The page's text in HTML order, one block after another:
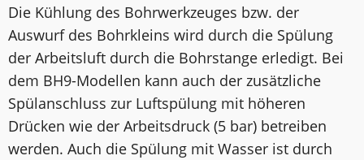
Die Kühlung des Bohrwerkzeuges bzw. der
Auswurf des Bohrkleins wird durch die Spülung
der Arbeitsluft durch die Bohrstange erledigt. Bei
dem BH9-Modellen kann auch der zusätzliche
Spülanschluss zur Luftspülung mit höheren
Drücken wie der Arbeitsdruck (5 bar) betreiben
werden. Auch die Spülung mit Wasser ist durch